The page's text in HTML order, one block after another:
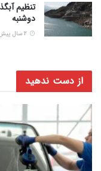
تنظیم
دوشنبه
از دست ندهید